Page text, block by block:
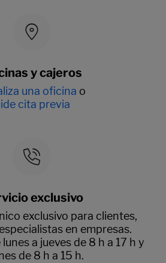
y cajeros
una oficina o
cita previa
exclusivo
exclusivo para clientes,
en empresas.
a jueves de 8 h a 17 h y
de 8 h a 15 h.